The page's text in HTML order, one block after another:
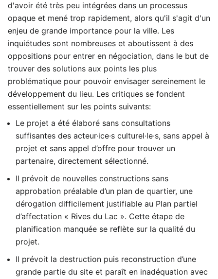
d'avoir été très peu intégrées dans un processus
opaque et mené trop rapidement, alors qu'il s'agit d'un
enjeu de grande importance pour la ville. Les
inquiétudes sont nombreuses et aboutissent à des
oppositions pour entrer en négociation, dans le but de
trouver des solutions aux points les plus
problématique pour pouvoir envisager sereinement le
développement du lieu. Les critiques se fondent
essentiellement sur les points suivants:
Le projet a été élaboré sans consultations
suffisantes des acteur·ice·s culturel·le·s, sans appel à
projet et sans appel d’offre pour trouver un
partenaire, directement sélectionné.
Il prévoit de nouvelles constructions sans
approbation préalable d’un plan de quartier, une
dérogation difficilement justifiable au Plan partiel
d’affectation « Rives du Lac ». Cette étape de
planification manquée se reflète sur la qualité du
projet.
Il prévoit la destruction puis reconstruction d’une
grande partie du site et paraît en inadéquation avec